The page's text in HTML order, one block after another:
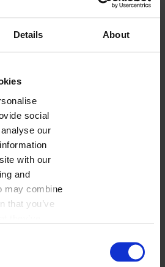
Details About
social
our
with our
and
may combine
that you’ve
Firmowy
Wybierz